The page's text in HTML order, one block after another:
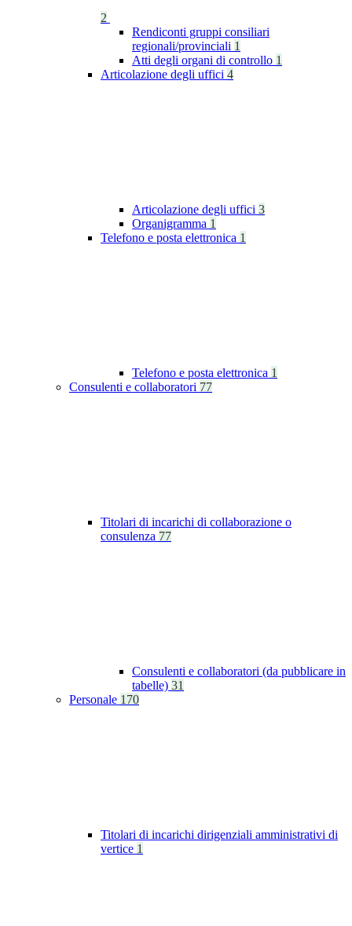
2
Rendiconti gruppi consiliari
regionali/provinciali 1
Atti degli organi di controllo 1
Articolazione degli uffici 4
Articolazione degli uffici 3
Organigramma 1
Telefono e posta elettronica 1
Telefono e posta elettronica 1
Consulenti e collaboratori 77
Titolari di incarichi di collaborazione o
consulenza 77
Consulenti e collaboratori (da pubblicare in
tabelle) 31
Personale 170
Titolari di incarichi dirigenziali amministrativi di
vertice 1